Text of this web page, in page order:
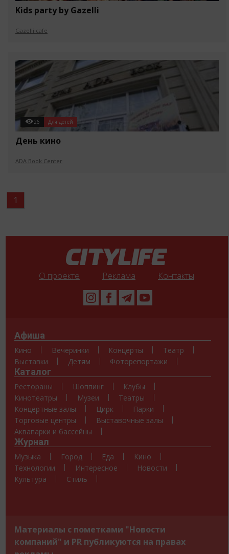
Kids party by Gazelli
Gazelli cafe
26 Для детей
День кино
ADA Book Center
1
О проекте Реклама Контакты
Афиша
Кино Вечеринки Концерты
Театр
Выставки
Детям Фоторепортажи
Каталог
Рестораны Шоппинг
Клубы
Кинотеатры
Музеи
Театры
Концертные залы
Цирк
Парки
Торговые центры
Выставочные залы
Аквапарки и бассейны
Журнал
Музыка Город Еда
Кино
Технологии
Интересное
Новости
Культура
Стиль
Материалы с пометками "Новости
компаний" и PR публикуются на правах